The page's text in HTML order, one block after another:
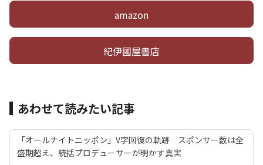
amazon
紀伊國屋書店
あわせて読みたい記事
「オールナイトニッポン」V字回復の軌跡 スポンサー数は全
盛期超え、統括プロデューサーが明かす真実